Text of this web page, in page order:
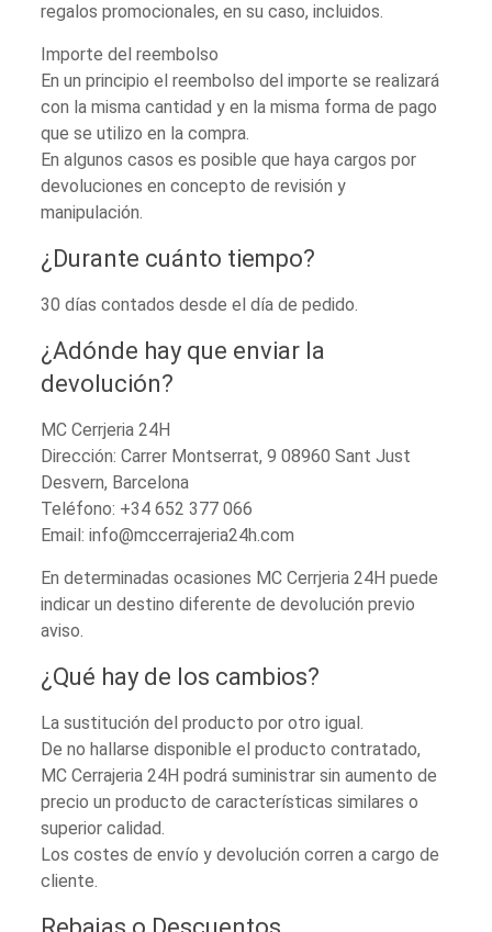
regalos promocionales, en su caso, incluidos.
Importe del reembolso
En un principio el reembolso del importe se realizará
con la misma cantidad y en la misma forma de pago
que se utilizo en la compra.
En algunos casos es posible que haya cargos por
devoluciones en concepto de revisión y
manipulación.
¿Durante cuánto tiempo?
30 días contados desde el día de pedido.
¿Adónde hay que enviar la
devolución?
MC Cerrjeria 24H
Dirección: Carrer Montserrat, 9 08960 Sant Just
Desvern, Barcelona
Teléfono: +34 652 377 066
Email: info@mccerrajeria24h.com
En determinadas ocasiones MC Cerrjeria 24H puede
indicar un destino diferente de devolución previo
aviso.
¿Qué hay de los cambios?
La sustitución del producto por otro igual.
De no hallarse disponible el producto contratado,
MC Cerrajeria 24H podrá suministrar sin aumento de
precio un producto de características similares o
superior calidad.
Los costes de envío y devolución corren a cargo de
cliente.